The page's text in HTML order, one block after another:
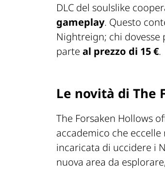
DLC del soulslike
gameplay. Questo
Nightreign; chi dovesse
parte al prezzo di 15 €.
Le novità di The
The Forsaken Hollows
accademico che
incaricata di uccidere i
nuova area da esplorare,